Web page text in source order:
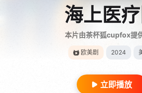
海上医
本片由茶杯狐cupfox提
欧美剧 2024
立即播放